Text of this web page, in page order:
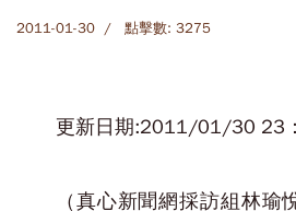
2011-01-30 點擊數: 3275
更新日期:2011/01/30 23
（真心新聞網採訪組林瑜